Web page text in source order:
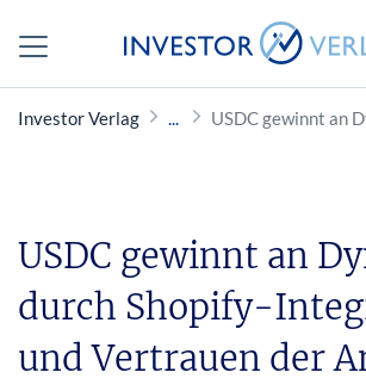
Investor Verlag USDC gewinnt an
USDC gewinnt an
durch Shopify-
und Vertrauen der